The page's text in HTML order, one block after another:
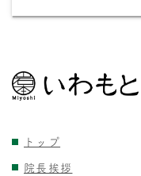
トップ
院長挨拶